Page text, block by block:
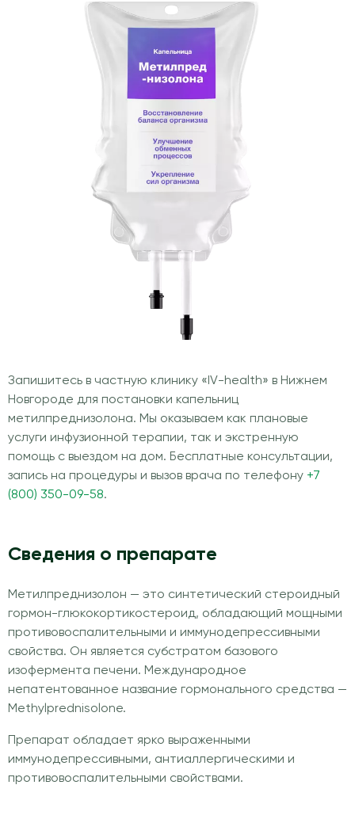
Запишитесь в частную клинику «IV-health» в Нижнем
Новгороде для постановки капельниц
метилпреднизолона. Мы оказываем как плановые
услуги инфузионной терапии, так и экстренную
помощь с выездом на дом. Бесплатные консультации,
запись на процедуры и вызов врача по телефону +7
(800) 350-09-58.
Сведения о препарате
Метилпреднизолон — это синтетический стероидный
гормон-глюкокортикостероид, обладающий мощными
противовоспалительными и иммунодепрессивными
свойства. Он является субстратом базового
изофермента печени. Международное
непатентованное название гормонального средства —
Methylprednisolone.
Препарат обладает ярко выраженными
иммунодепрессивными, антиаллергическими и
противовоспалительными свойствами.